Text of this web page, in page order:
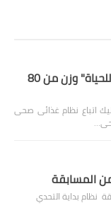
نظام إنقاص الوزن "العائدون للحياة" وزن من 80
اتباع نظام غذائى صحى